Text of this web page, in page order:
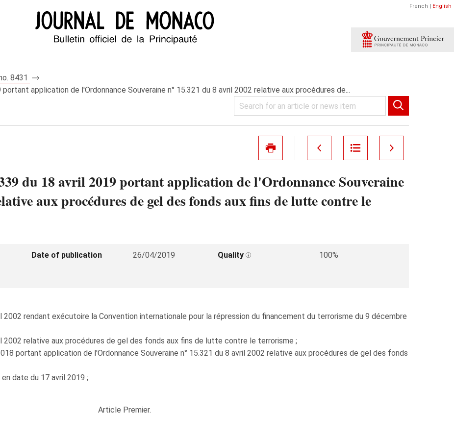
French | English
8431
application de l'Ordonnance Souveraine n° 15.321 du 8 avril 2002 relative aux procédures de...
du 18 avril 2019 portant application de l'Ordonnance Souveraine
aux procédures de gel des fonds aux fins de lutte contre le
Date of publication 26/04/2019 Quality
100%
2002 rendant exécutoire la Convention internationale pour la répression du financement du terrorisme du 9 décembre
2002 relative aux procédures de gel des fonds aux fins de lutte contre le terrorisme ;
portant application de l'Ordonnance Souveraine n° 15.321 du 8 avril 2002 relative aux procédures de gel des fonds
date du 17 avril 2019 ;
Article Premier.